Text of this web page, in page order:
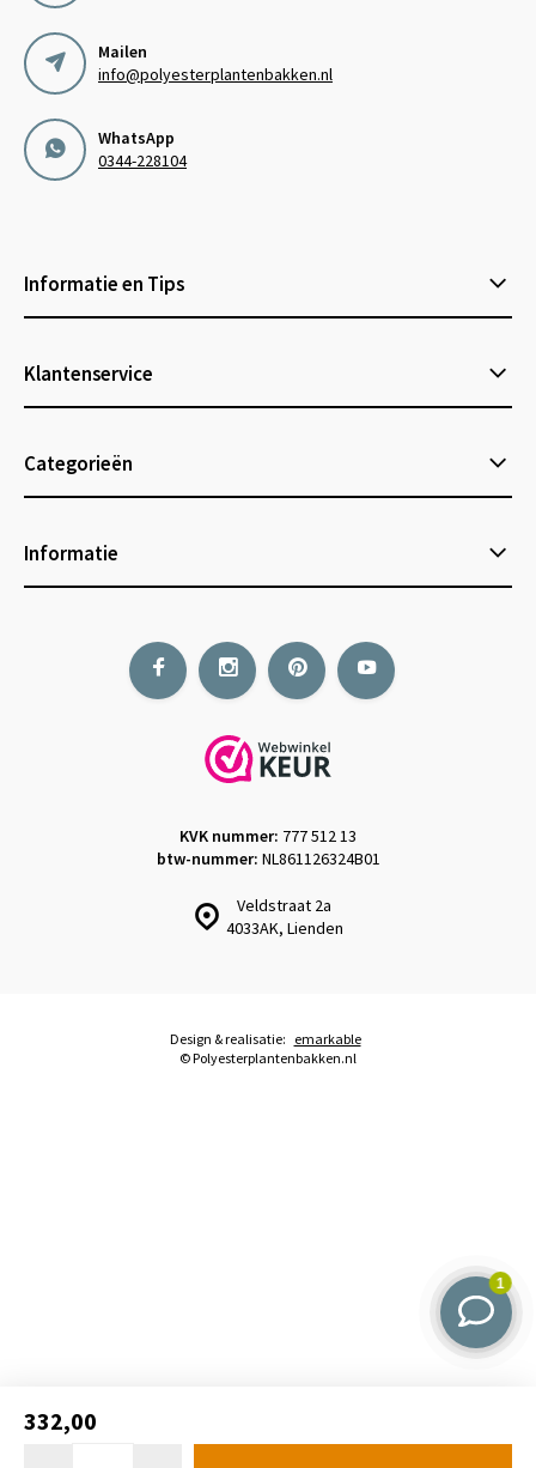
332,00
Mailen
info@polyesterplantenbakken.nl
WhatsApp
0344-228104
Informatie en Tips
Klantenservice
Categorieën
Informatie
Veldstraat 2a
4033AK, Lienden
KVK nummer: 777 512 13
btw-nummer: NL861126324B01
© Polyesterplantenbakken.nl
Design & realisatie: emarkable